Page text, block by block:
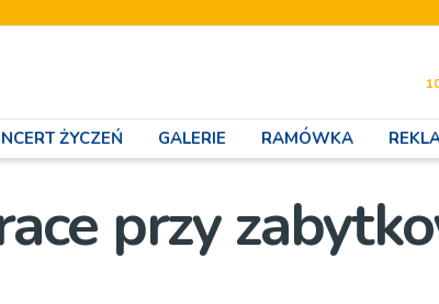
ŻYCZEŃ GALERIE RAMÓWKA
przy